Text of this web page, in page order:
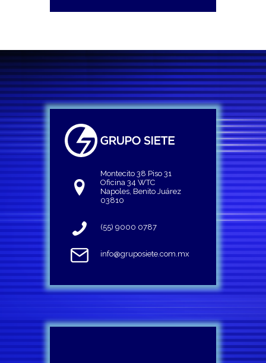
Montecito 38 Piso 31
Oficina 34 WTC
Napoles, Benito Juárez
03810
(55) 9000 0787
info@gruposiete.com.mx